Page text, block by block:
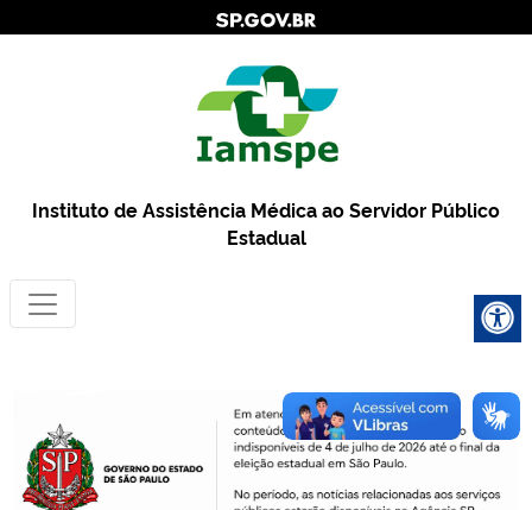
Instituto de Assistência Médica ao Servidor Público
Estadual